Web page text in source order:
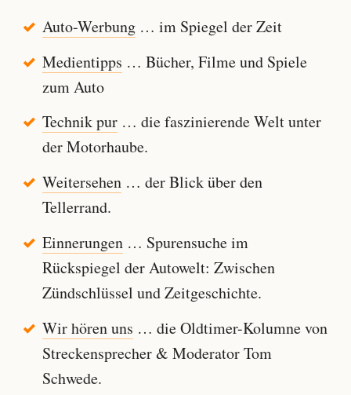
Auto-Werbung… im Spiegel der Zeit
Medientipps … Bücher, Filme und Spiele
zum Auto
Technik pur… die faszinierende Welt unter
der Motorhaube.
Weitersehen… der Blick über den
Tellerrand.
Einnerungen… Spurensuche im
Rückspiegel der Autowelt: Zwischen
Zündschlüssel und Zeitgeschichte.
Wir hören uns … die Oldtimer-Kolumne von
Streckensprecher & Moderator Tom
Schwede.